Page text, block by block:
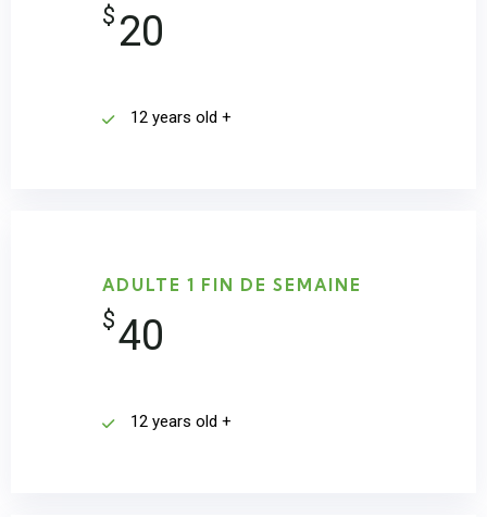
$ 20
12 years old +
ADULTE 1 FIN DE SEMAINE
$40
12 years old +